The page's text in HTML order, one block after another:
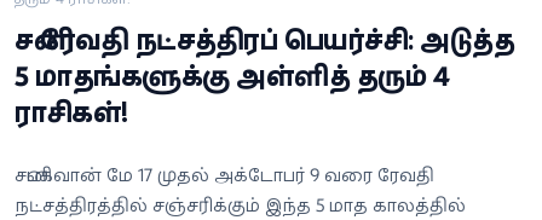
வீடியோ
வணிகம்
வெப்ஸ்டோரி
சனி ரேவதி நட்சத்திரப் பெயர்ச்சி: அடுத்த
5 மாதங்களுக்கு அள்ளித் தரும் 4
ராசிகள்!
சனிபகவான் மே 17 முதல் அக்டோபர் 9 வரை ரேவதி
நட்சத்திரத்தில் சஞ்சரிக்கும் இந்த 5 மாத காலத்தில்